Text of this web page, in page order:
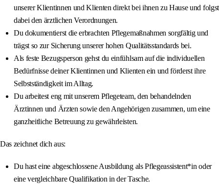
unserer Klientinnen und Klienten direkt bei ihnen zu Hause und folgst
dabei den ärztlichen Verordnungen.
Du dokumentierst die erbrachten Pflegemaßnahmen sorgfältig und
trägst so zur Sicherung unserer hohen Qualitätsstandards bei.
Als feste Bezugsperson gehst du einfühlsam auf die individuellen
Bedürfnisse deiner Klientinnen und Klienten ein und förderst ihre
Selbstständigkeit im Alltag.
Du arbeitest eng mit unserem Pflegeteam, den behandelnden
Ärztinnen und Ärzten sowie den Angehörigen zusammen, um eine
ganzheitliche Betreuung zu gewährleisten.
Das zeichnet dich aus:
Du hast eine abgeschlossene Ausbildung als Pflegeassistent*in oder
eine vergleichbare Qualifikation in der Tasche.